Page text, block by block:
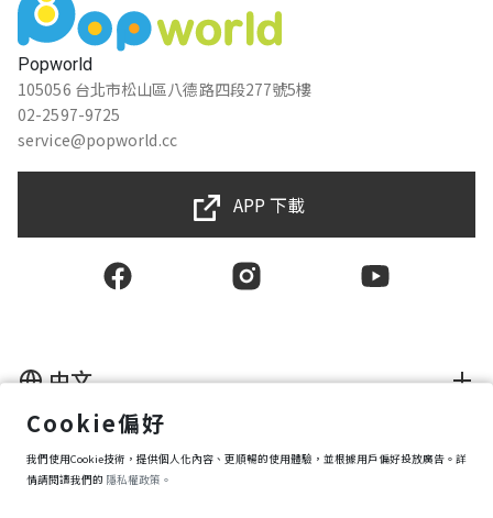
Popworld
105056 台北市松山區八德路四段277號5樓
02-2597-9725
service@popworld.cc
APP 下載
隱私權保護政策
資訊安全政策
中文
Cookie偏好
我們使用Cookie技術，提供個人化內容、更順暢的使用體驗，並根據用戶偏好投放廣告。詳
情請閱讀我們的 隱私權政策。